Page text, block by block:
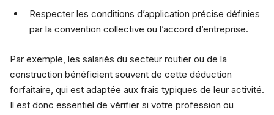
Respecter les conditions d’application précise définies
par la convention collective ou l’accord d’entreprise.
Par exemple, les salariés du secteur routier ou de la
construction bénéficient souvent de cette déduction
forfaitaire, qui est adaptée aux frais typiques de leur activité.
Il est donc essentiel de vérifier si votre profession ou